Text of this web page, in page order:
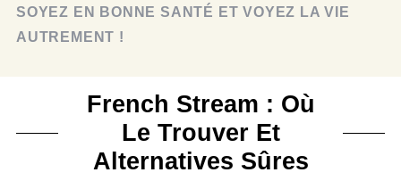
SOYEZ EN BONNE SANTÉ ET VOYEZ LA VIE
AUTREMENT !
French Stream : Où
Le Trouver Et
Alternatives Sûres